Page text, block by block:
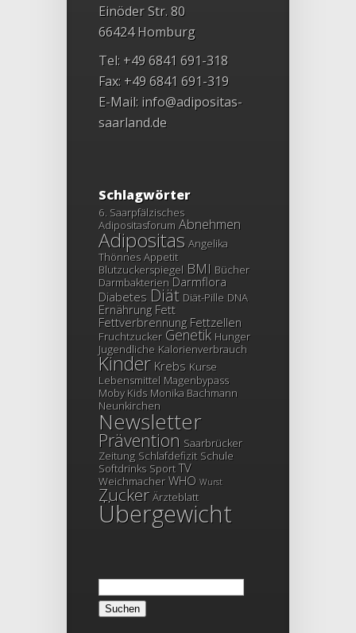
Einöder Str. 80
66424 Homburg
Tel: +49 6841 691-318
Fax: +49 6841 691-319
E-Mail: info@adipositas-
saarland.de
Schlagwörter
6. Saarpfälzisches
Adipositasforum Abnehmen
Adipositas Angelika
Thönnes Appetit
Blutzuckerspiegel BMI Bücher
Darmbakterien Darmflora
Diabetes Diät Diät-Pille DNA
Ernährung Fett
Fettverbrennung Fettzellen
Fruchtzucker Genetik Hunger
Jugendliche Kalorienverbrauch
Kinder Krebs Kurse
Lebensmittel Magenbypass
Moby Kids Monika Bachmann
Neunkirchen
Newsletter
Prävention Saarbrücker
Zeitung Schlafdefizit Schule
Softdrinks Sport TV
Weichmacher WHO Wurst
Zucker Ärzteblatt
Übergewicht
Suchen
nach: